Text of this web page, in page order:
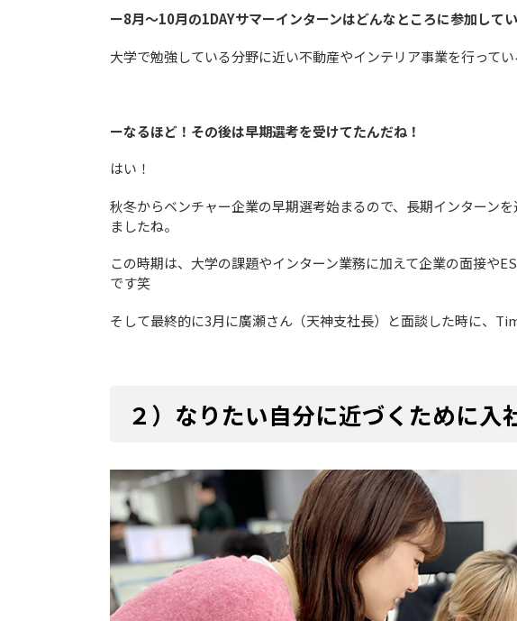
ー8月〜10月の1DAYサマーインターンはどんなところに参加して
大学で勉強している分野に近い不動産やインテリア事業を行って
ーなるほど！その後は早期選考を受けてたんだね！
はい！
秋冬からベンチャー企業の早期選考始まるので、長期インターン
ましたね。
この時期は、大学の課題やインターン業務に加えて企業の面接や
です笑
そして最終的に3月に廣瀬さん（天神支社長）と面談した時に、
２）なりたい自分に近づくために入